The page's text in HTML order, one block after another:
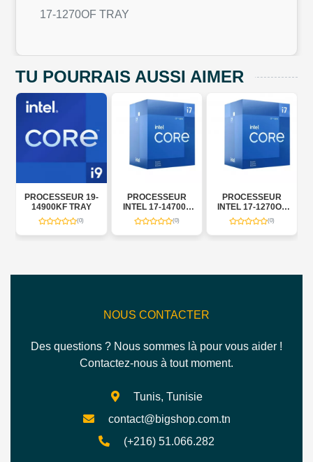
17-1270OF TRAY
TU POURRAIS AUSSI AIMER
PROCESSEUR 19-
14900KF TRAY
(0)
PROCESSEUR
INTEL 17-14700F
TRAY
(0)
PROCESSEUR
INTEL 17-1270OF
TRAY
(0)
NOUS CONTACTER
Des questions ? Nous sommes là pour vous aider !
Contactez-nous à tout moment.
Tunis, Tunisie
contact@bigshop.com.tn
(+216) 51.066.282